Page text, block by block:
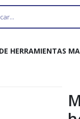
HERRAMIENTAS